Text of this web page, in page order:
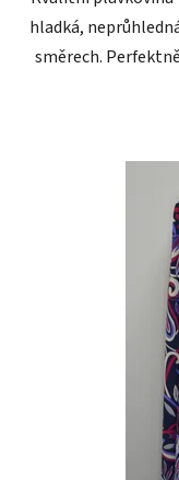
hladká,
směrech.